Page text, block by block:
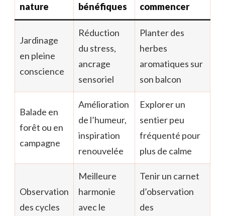
nature
bénéfiques
commencer
Jardinage
en pleine
conscience
Réduction
du stress,
ancrage
sensoriel
Planter des
herbes
aromatiques sur
son balcon
Balade en
forêt ou en
campagne
Amélioration
de l’humeur,
inspiration
renouvelée
Explorer un
sentier peu
fréquenté pour
plus de calme
Observation
des cycles
Meilleure
harmonie
avec le
Tenir un carnet
d’observation
des